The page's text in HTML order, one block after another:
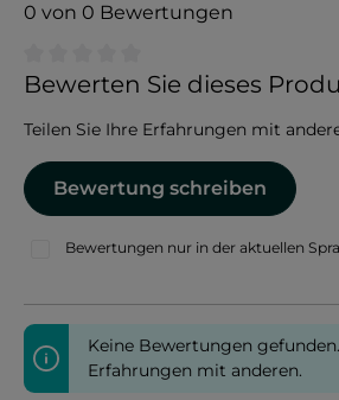
0 von 0 Bewertungen
Durchschnittliche Bewertung von 0
Bewerten Sie dieses
Teilen Sie Ihre Erfahrungen mit
Bewertung schreiben
Bewertungen nur in der aktuellen
Keine Bewertungen
Erfahrungen mit anderen.